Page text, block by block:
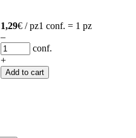
1,29€ / pz1 conf. = 1 pz
–
conf.
+
Add to cart